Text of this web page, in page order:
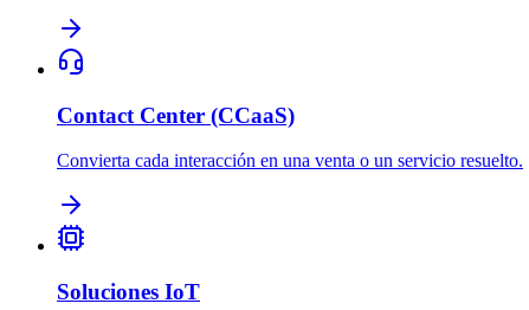
Contact Center (CCaaS)
Convierta cada interacción en una venta o un servicio resuelto.
Soluciones IoT